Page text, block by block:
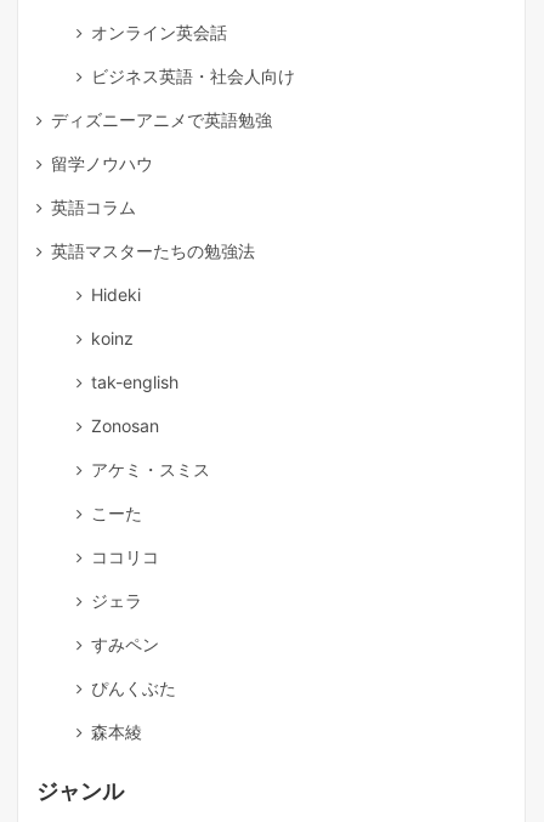
オンライン英会話
ビジネス英語・社会人向け
ディズニーアニメで英語勉強
留学ノウハウ
英語コラム
英語マスターたちの勉強法
Hideki
koinz
tak-english
Zonosan
アケミ・スミス
こーた
ココリコ
ジェラ
すみペン
ぴんくぶた
森本綾
ジャンル